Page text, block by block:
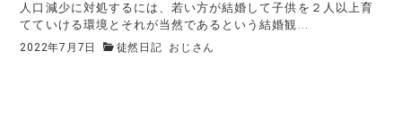
人口減少に対処するには、若い方が結婚して子供を２人以上育
てていける環境とそれが当然であるという結婚観...
2022年7月7日 徒然日記 おじさん